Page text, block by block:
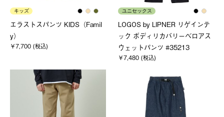
キッズ
エラストスパンツ KIDS（Famil
y）
￥7,700 (税込)
ユニセックス
LOGOS by LIPNER リゲインテ
ック ボディリカバリーベロアス
ウェットパンツ #35213
￥7,480 (税込)